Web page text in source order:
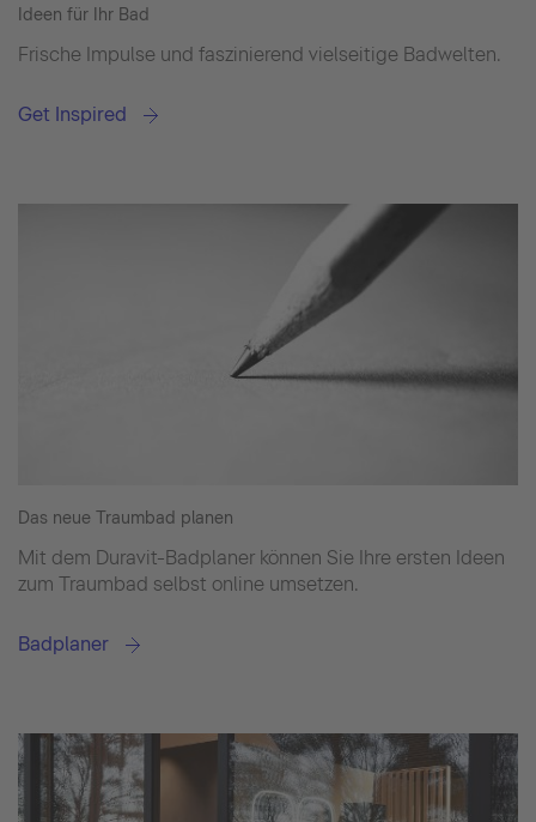
Ideen für Ihr Bad
Frische Impulse und faszinierend vielseitige Badwelten.
Get Inspired
Das neue Traumbad planen
Mit dem Duravit-Badplaner können Sie Ihre ersten Ideen
zum Traumbad selbst online umsetzen.
Badplaner